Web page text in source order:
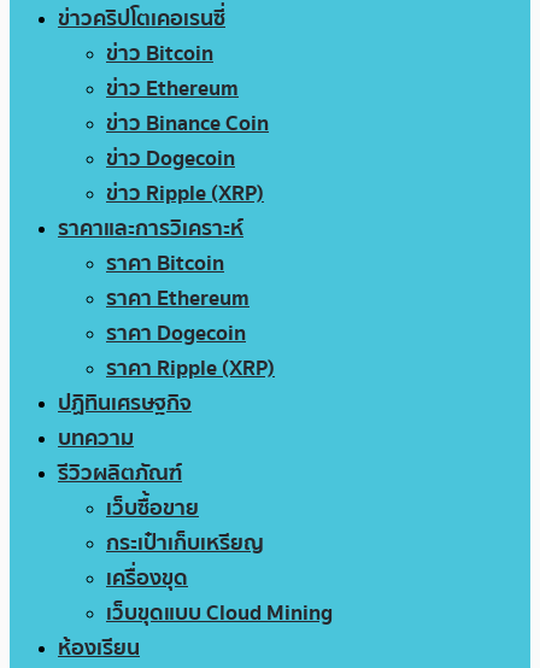
ข่าวคริปโตเคอเรนซี่
ข่าว Bitcoin
ข่าว Ethereum
ข่าว Binance Coin
ข่าว Dogecoin
ข่าว Ripple (XRP)
ราคาและการวิเคราะห์
ราคา Bitcoin
ราคา Ethereum
ราคา Dogecoin
ราคา Ripple (XRP)
ปฏิทินเศรษฐกิจ
บทความ
รีวิวผลิตภัณฑ์
เว็บซื้อขาย
กระเป๋าเก็บเหรียญ
เครื่องขุด
เว็บขุดแบบ Cloud Mining
ห้องเรียน